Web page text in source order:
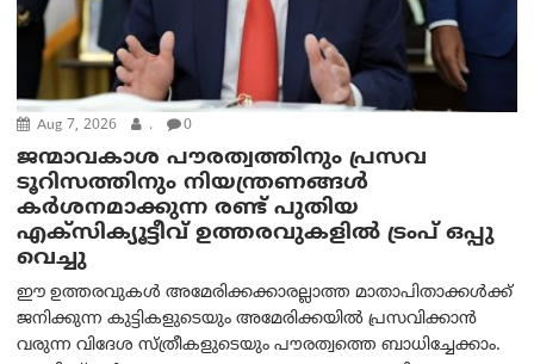
Aug 7, 2026 . 0
ജന്മാവകാശ പൗരത്വത്തിനും പ്രസവ
ടൂറിസത്തിനും നിയന്ത്രണങ്ങൾ
കർശനമാക്കുന്ന രണ്ട് പുതിയ
എക്സിക്യൂട്ടീവ് ഉത്തരവുകളിൽ ട്രംപ് ഒപ്പു
വെച്ചു
ഈ ഉത്തരവുകൾ അമേരിക്കക്കാരല്ലാത്ത മാതാപിതാക്കൾക്ക്
ജനിക്കുന്ന കുട്ടികളുടെയും അമേരിക്കയിൽ പ്രസവിക്കാൻ
വരുന്ന വിദേശ സ്ത്രീകളുടെയും പൗരത്വത്തെ ബാധിച്ചേക്കാം.